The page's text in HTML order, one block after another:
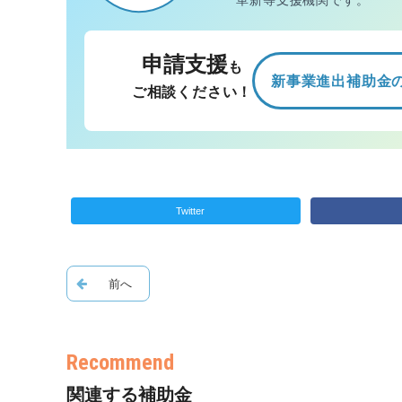
申請支援 も
ご相談ください！
新事業進出補助金
Twitter
関連する補助金